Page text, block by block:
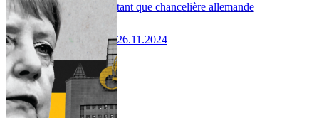
tant que chancelière allemande
26.11.2024